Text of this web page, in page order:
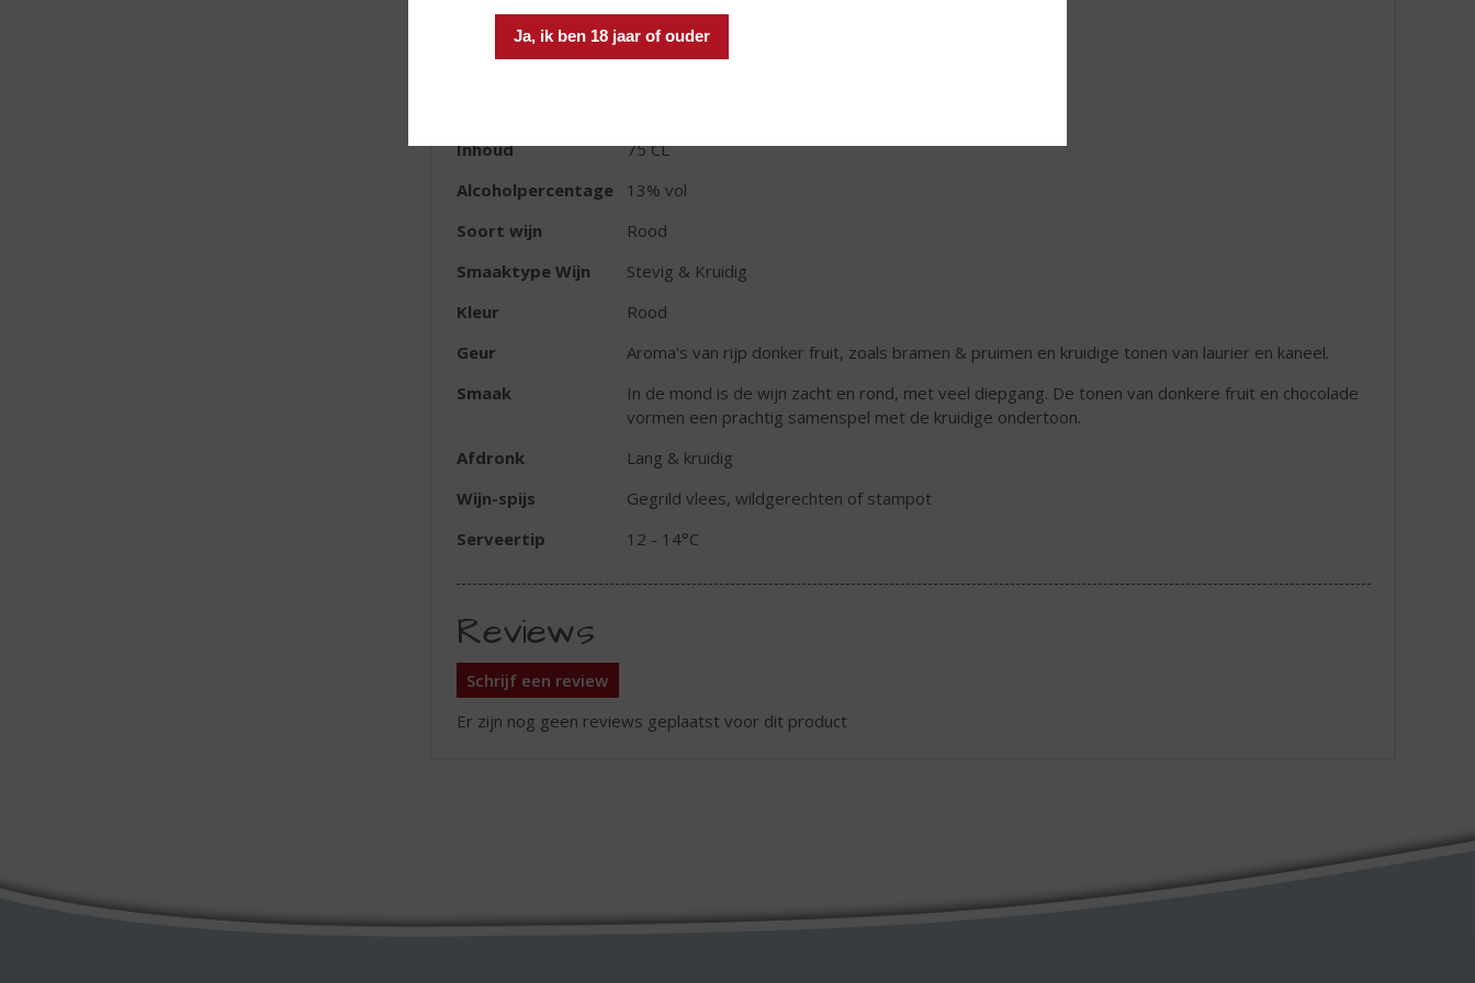
Ja, ik ben 18 jaar of ouder
ETIKETINFORMATIE
Inhoud
75 CL
Alcoholpercentage
13% vol
Soort wijn
Rood
Smaaktype Wijn
Stevig & Kruidig
Kleur
Rood
Geur
Aroma's van rijp donker fruit, zoals bramen & pruimen en kruidige tonen van laurier en kaneel.
Smaak
In de mond is de wijn zacht en rond, met veel diepgang. De tonen van donkere fruit en chocolade
vormen een prachtig samenspel met de kruidige ondertoon.
Afdronk
Lang & kruidig
Wijn-spijs
Gegrild vlees, wildgerechten of stampot
Serveertip
12 - 14°C
Reviews
Schrijf een review
Er zijn nog geen reviews geplaatst voor dit product